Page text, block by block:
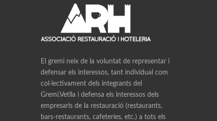
El gremi neix de la voluntat de representar i
defensar els interessos, tant individual com
col·lectivament dels integrants del
Gremi.Vetlla i defensa els interessos dels
empresaris de la restauració (restaurants,
bars-restaurants, cafeteries, etc.) a tots els